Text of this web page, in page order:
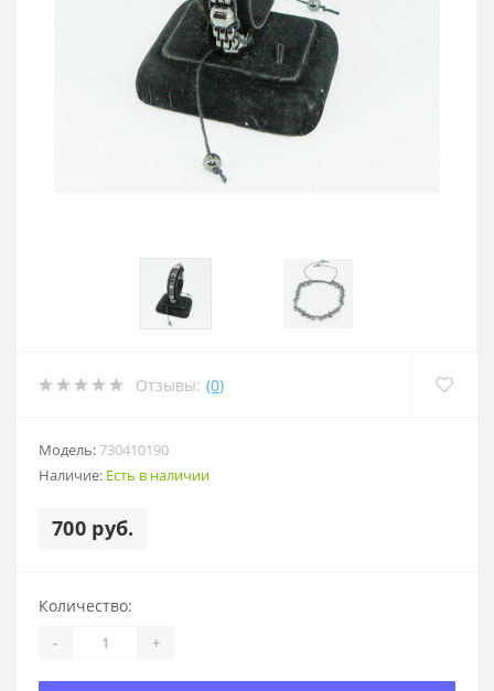
Отзывы: (0)
Модель:730410190
Наличие: Есть в наличии
700 руб.
Количество:
- +